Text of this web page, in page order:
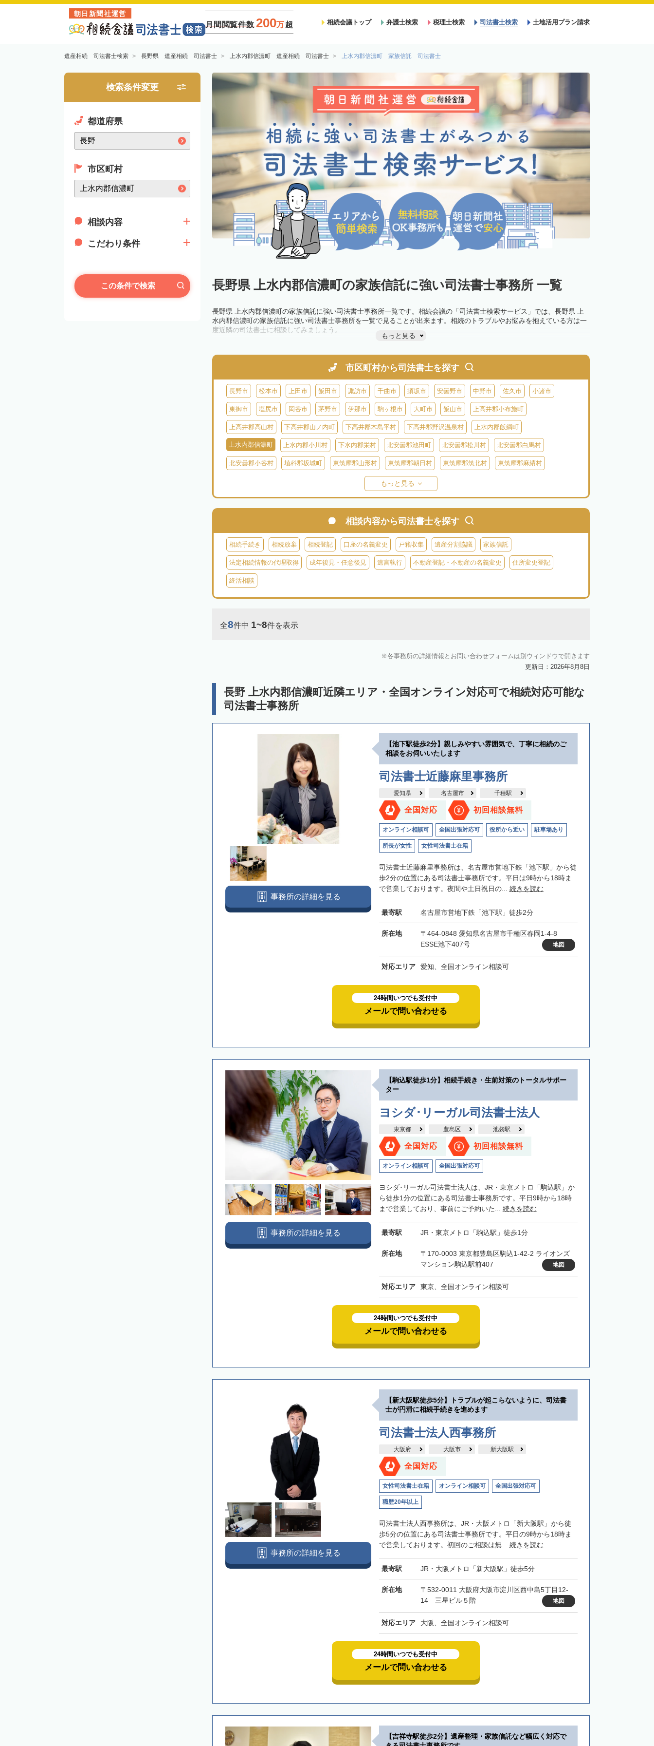
朝日新聞社運営
月間閲覧件数 200万超 相続会議トップ 弁護士検索 税理士検索 司法書士検索 土地活用プラン請求
遺産相続 司法書士検索 長野県 遺産相続 司法書士 上水内郡信濃町 遺産相続 司法書士 上水内郡信濃町 家族信託 司法書士
検索条件変更
都道府県
市区町村
相談内容
こだわり条件
この条件で検索 長野県 上水内郡信濃町の家族信託に強い司法書士事務所 一覧
長野県 上水内郡信濃町の家族信託に強い司法書士事務所一覧です。相続会議の「司法書士検索サービス」では、長野県 上
水内郡信濃町の家族信託に強い司法書士事務所を一覧で見ることが出来ます。相続のトラブルやお悩みを抱えている方は一
度近隣の司法書士に相談してみましょう。
もっと見る
市区町村から司法書士を探す
長野市 松本市 上田市 飯田市 諏訪市 千曲市 須坂市 安曇野市 中野市 佐久市 小諸市
東御市 塩尻市 岡谷市 茅野市 伊那市 駒ヶ根市 大町市 飯山市 上高井郡小布施町
上高井郡高山村 下高井郡山ノ内町 下高井郡木島平村 下高井郡野沢温泉村 上水内郡飯綱町
上水内郡信濃町 上水内郡小川村 下水内郡栄村 北安曇郡池田町 北安曇郡松川村 北安曇郡白馬村
北安曇郡小谷村 埴科郡坂城町 東筑摩郡山形村 東筑摩郡朝日村 東筑摩郡筑北村 東筑摩郡麻績村
北佐久郡軽井沢町
南佐久郡佐久穂町 南佐久郡川上村 南佐久郡小海町 南佐久郡南牧村 南佐久郡南相木村 南佐久郡北相木村
諏訪郡原村 木曽郡木曽町 木曽郡上松町
木曽郡大桑村 木曽郡木祖村 木曽郡王滝村 上伊那郡箕輪町 上伊那郡辰野町 上伊那郡宮田村
上伊那郡南箕輪村 上伊那郡飯島町 上伊那郡中川村 下伊那郡高森町 下伊那郡松川町 下伊那郡豊丘村
下伊那郡阿智村 下伊那郡喬木村 下伊那郡阿南町 下伊那郡下條村 下伊那郡泰阜村 下伊那郡天龍村
下伊那郡大鹿村
もっと見る
相談内容から司法書士を探す
相続手続き 相続放棄 相続登記 口座の名義変更 戸籍収集 遺産分割協議 家族信託
法定相続情報の代理取得 成年後見・任意後見 遺言執行 不動産登記・不動産の名義変更 住所変更登記
終活相談
全8件中 1~8件を表示
各事務所の詳細情報とお問い合わせフォームは別ウィンドウで開きます
更新日：2026年8月8日
長野 上水内郡信濃町近隣エリア・全国オンライン対応可で相続対応可能な
司法書士事務所
【池下駅徒歩2分】親しみやすい雰囲気で、丁寧に相続のご
相談をお伺いいたします
司法書士近藤麻里事務所
愛知県 名古屋市 千種駅
全国対応 初回相談無料
オンライン相談可 全国出張対応可 役所から近い 駐車場あり
所長が女性 女性司法書士在籍
司法書士近藤麻里事務所は、名古屋市営地下鉄「池下駅」から徒
歩2分の位置にある司法書士事務所です。平日は9時から18時ま
で営業しております。夜間や土日祝日の... 続きを読む
最寄駅 名古屋市営地下鉄「池下駅」徒歩2分
所在地
〒464-0848 愛知県名古屋市千種区春岡1-4-8
ESSE池下407号
地図
対応エリア 愛知、全国オンライン相談可
事務所の詳細を見る
24時間いつでも受付中
メールで問い合わせる
【駒込駅徒歩1分】相続手続き・生前対策のトータルサポー
ター
ヨシダ･リーガル司法書士法人
東京都 豊島区 池袋駅
全国対応 初回相談無料
オンライン相談可 全国出張対応可
ヨシダ･リーガル司法書士法人は、JR・東京メトロ「駒込駅」か
ら徒歩1分の位置にある司法書士事務所です。平日9時から18時
まで営業しており、事前にご予約いた... 続きを読む
最寄駅 JR・東京メトロ「駒込駅」徒歩1分
所在地
〒170-0003 東京都豊島区駒込1-42-2 ライオンズ
マンション駒込駅前407
地図
対応エリア 東京、全国オンライン相談可
事務所の詳細を見る
24時間いつでも受付中
メールで問い合わせる
【新大阪駅徒歩5分】トラブルが起こらないように、司法書
士が円滑に相続手続きを進めます
司法書士法人西事務所
大阪府 大阪市 新大阪駅
全国対応
女性司法書士在籍 オンライン相談可 全国出張対応可
職歴20年以上
司法書士法人西事務所は、JR・大阪メトロ「新大阪駅」から徒
歩5分の位置にある司法書士事務所です。平日の9時から18時ま
で営業しております。初回のご相談は無... 続きを読む
最寄駅 JR・大阪メトロ「新大阪駅」徒歩5分
所在地
〒532-0011 大阪府大阪市淀川区西中島5丁目12-
14 三星ビル５階
地図
対応エリア 大阪、全国オンライン相談可
事務所の詳細を見る
24時間いつでも受付中
メールで問い合わせる
【吉祥寺駅徒歩2分】遺産整理・家族信託など幅広く対応で